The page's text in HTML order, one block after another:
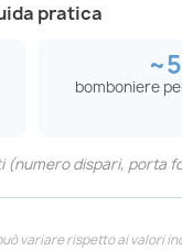
pratica
bomboniere
dispari, porta
variare rispetto ai valori